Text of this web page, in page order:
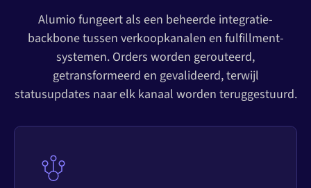
Alumio fungeert als een beheerde integratie-
backbone tussen verkoopkanalen en fulfillment-
systemen. Orders worden gerouteerd,
getransformeerd en gevalideerd, terwijl
statusupdates naar elk kanaal worden teruggestuurd.